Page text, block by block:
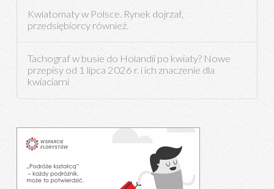
Kwiatomaty w Polsce. Rynek dojrzał,
przedsiębiorcy również.
Tachograf w busie do Holandii po kwiaty? Nowe
przepisy od 1 lipca 2026 r. i ich znaczenie dla
kwiaciarni